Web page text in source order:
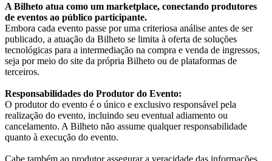
A Bilheto atua como um marketplace, conectando produtores
de eventos ao público participante.
Embora cada evento passe por uma criteriosa análise antes de ser
publicado, a atuação da Bilheto se limita à oferta de soluções
tecnológicas para a intermediação na compra e venda de ingressos,
seja por meio do site da própria Bilheto ou de plataformas de
terceiros.
Responsabilidades do Produtor do Evento:
O produtor do evento é o único e exclusivo responsável pela
realização do evento, incluindo seu eventual adiamento ou
cancelamento. A Bilheto não assume qualquer responsabilidade
quanto à execução do evento.
Cabe também ao produtor assegurar a veracidade das informações